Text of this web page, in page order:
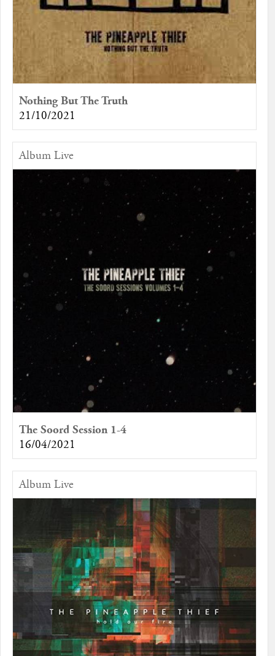
Nothing But The Truth
21/10/2021
Album Live
The Soord Session 1-4
16/04/2021
Album Live